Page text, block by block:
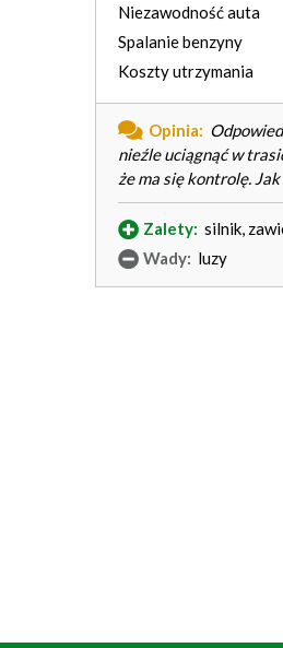
Niezawodność auta
Spalanie benzyny
Koszty utrzymania
Opinia:
nieźle uciągnąć w
że ma się kontrolę.
Zalety: silnik,
Wady: luzy